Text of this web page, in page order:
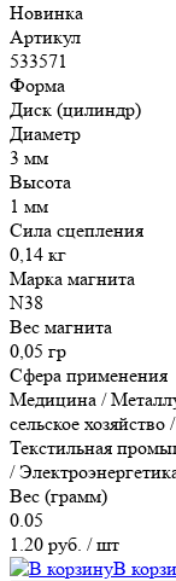
Новинка
Артикул
533571
Форма
Диск (цилиндр)
Диаметр
3 мм
Высота
1 мм
Сила сцепления
0,14 кг
Марка магнита
N38
Вес магнита
0,05 гр
Сфера применения
Медицина /
сельское
Текстильная
/
Вес (грамм)
0.05
1.20 руб. / шт
В